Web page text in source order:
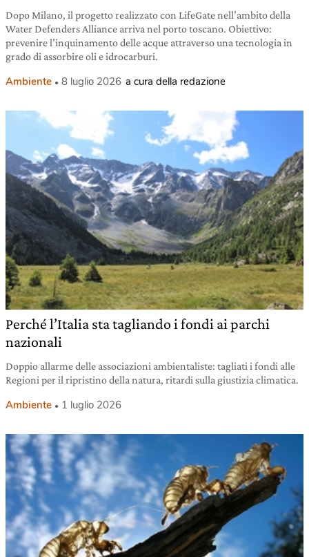
Dopo Milano, il progetto realizzato con LifeGate nell’ambito della
Water Defenders Alliance arriva nel porto toscano. Obiettivo:
prevenire l’inquinamento delle acque attraverso una tecnologia in
grado di assorbire oli e idrocarburi.
Ambiente 8 luglio 2026 a cura della redazione
Perché l’Italia sta tagliando i fondi ai parchi
nazionali
Doppio allarme delle associazioni ambientaliste: tagliati i fondi alle
Regioni per il ripristino della natura, ritardi sulla giustizia climatica.
Ambiente 1 luglio 2026